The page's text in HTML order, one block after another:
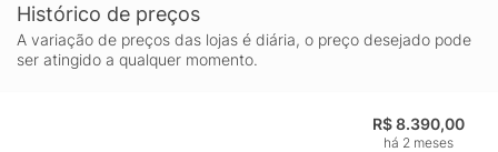
Histórico de preços
A variação de preços das lojas é diária, o preço desejado pode
ser atingido a qualquer momento.
R$ 8.390,00
há 2 meses